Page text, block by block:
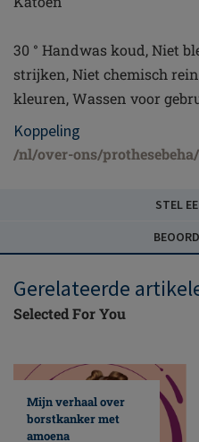
30 ° Handwas koud, Niet
strijken, Niet chemisch
kleuren, Wassen voor
Koppeling
/nl/over-ons/prothesebeha/
STEL
Gerelateerde
Selected For You
Mijn verhaal over
borstkanker met
amoena